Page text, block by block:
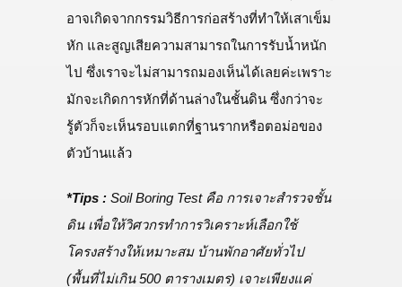
อาจเกิดจากกรรมวิธีการก่อสร้างที่ทำให้เสาเข็ม
หัก และสูญเสียความสามารถในการรับน้ำหนัก
ไป ซึ่งเราจะไม่สามารถมองเห็นได้เลยค่ะเพราะ
มักจะเกิดการหักที่ด้านล่างในชั้นดิน ซึ่งกว่าจะ
รู้ตัวก็จะเห็นรอบแตกที่ฐานรากหรือตอม่อของ
ตัวบ้านแล้ว
*Tips : Soil Boring Test คือ การเจาะสำรวจชั้น
ดิน เพื่อให้วิศวกรทำการวิเคราะห์เลือกใช้
โครงสร้างให้เหมาะสม บ้านพักอาศัยทั่วไป
(พื้นที่ไม่เกิน 500 ตารางเมตร) เจาะเพียงแค่